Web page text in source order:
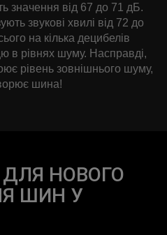
значення від 67 до 71 дБ.
звукові хвилі від 72 до
на кілька децибелів
в рівнях шуму. Насправді,
рівень зовнішнього шуму,
шина!
НОВОГО
ШИН У